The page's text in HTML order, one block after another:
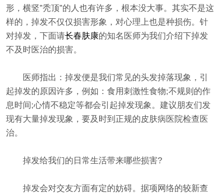
形，横竖”秃顶”的人也有许多，根本没大事。其实不是这
样的，掉发不仅仅损害形象，对心理上也是种损伤。针
对掉发，下面请长春肤康的知名医师为我们介绍下掉发
不及时医治的损害。
医师指出：掉发便是我们常见的头发掉落现象，引
起掉发的原因许多，例如：食用刺激性食物;不规则的作
息时间;心情不稳定等都会引起掉发现象。建议朋友们发
现有大量掉发现象，要及时到正规的皮肤病医院检查医
治。
掉发给我们的日常生活带来哪些损害?
掉发会对交友方面有定的妨碍。据项网络的较新查